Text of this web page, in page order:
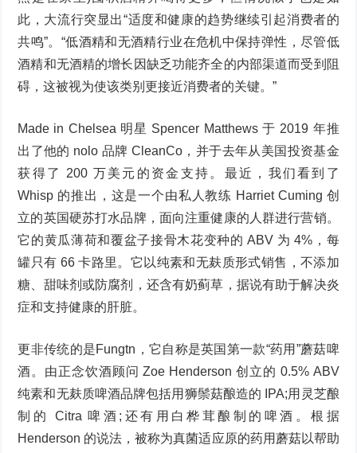
此，大流行突显出“适度和健康的趋势继续引起消费者的
共鸣”。“低酒精和无酒精行业在危机中保持弹性，尽管低
酒精和无酒精的增长因缺乏功能齐全的内部渠道而受到阻
碍，这被视为使该类别更接近消费者的关键。”
Made in Chelsea 明星 Spencer Matthews 于 2019 年推
出了他的 nolo 品牌 CleanCo，并于去年从美国投资基金
获得了 200 万美元的资金支持。最近，我们看到了
Whisp 的推出，这是一个由私人教练 Harriet Cuming 创
立的英国硬苏打水品牌，面向注重健康的人群进行营销。
它的黄瓜薄荷和覆盆子接骨木花变种的 ABV 为 4%，每
罐只有 66 卡路里。它以纯素和无麸质形式销售，不添加
糖、甜味剂或防腐剂，还含有奶蓟草，据说有助于解决炎
症和支持健康的肝脏。
更非传统的是Fungtn，它自称是英国第一款“药用”蘑菇啤
酒。由正念饮酒顾问 Zoe Henderson 创立的 0.5% ABV
纯素和无麸质啤酒品牌包括用狮鬃菇酿造的 IPA;用灵芝酿
制的 Citra 啤酒;还有用白桦茸酿制的啤酒。根据
Henderson 的说法，被称为真菌适应原的药用蘑菇以帮助